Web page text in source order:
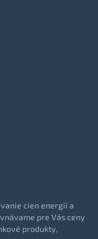
cien energií a
pre Vás ceny
produkty,